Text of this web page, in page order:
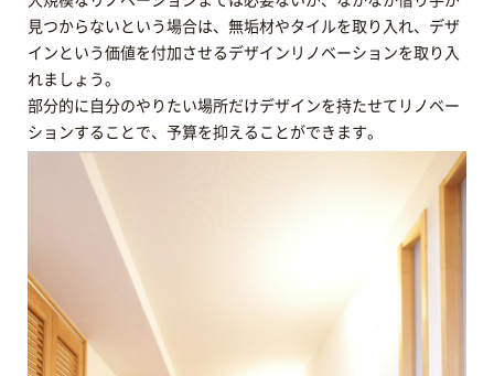
見つからないという場合は、無垢材やタイルを取り入れ、デザ
インという価値を付加させるデザインリノベーションを取り入
れましょう。
部分的に自分のやりたい場所だけデザインを持たせてリノベー
ションすることで、予算を抑えることができます。